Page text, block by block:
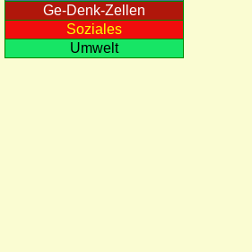
Ge-Denk-Zellen
Soziales
Umwelt